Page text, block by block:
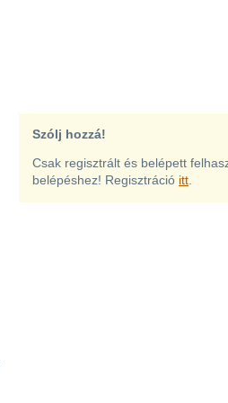
Szólj hozzá!
Csak regisztrált és belépett
belépéshez! Regisztráció itt